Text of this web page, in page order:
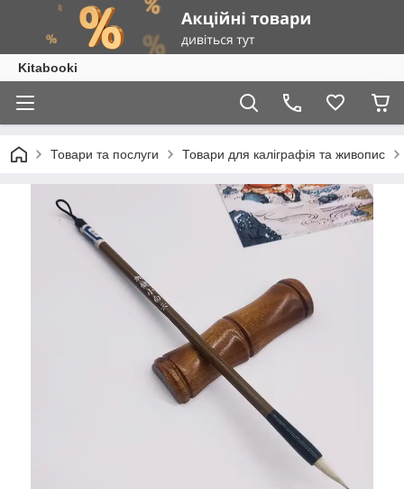
Kitabooki
Товари та послуги Товари для каліграфія та живопис